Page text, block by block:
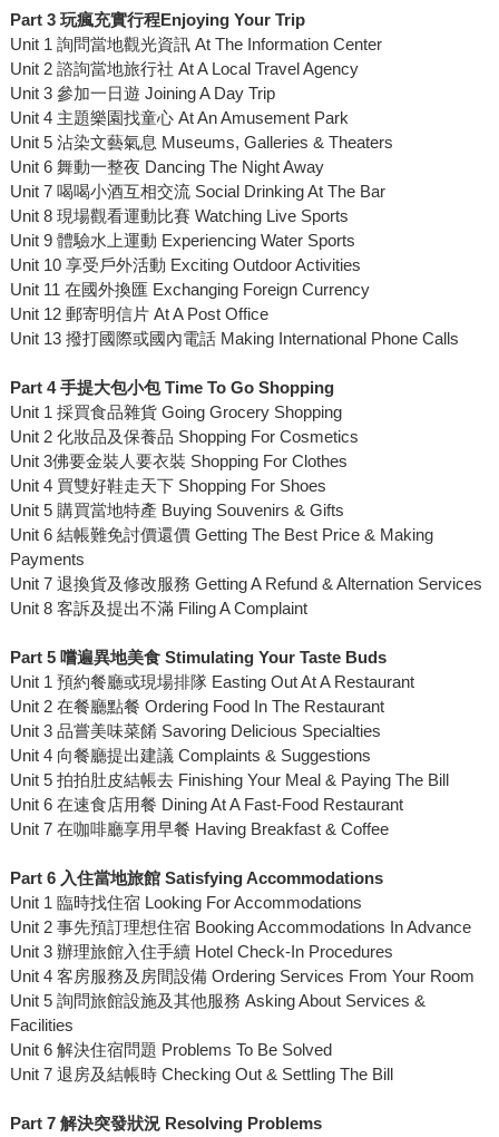
Part 3 玩瘋充實行程Enjoying Your Trip
Unit 1 詢問當地觀光資訊 At The Information Center
Unit 2 諮詢當地旅行社 At A Local Travel Agency
Unit 3 參加一日遊 Joining A Day Trip
Unit 4 主題樂園找童心 At An Amusement Park
Unit 5 沾染文藝氣息 Museums, Galleries & Theaters
Unit 6 舞動一整夜 Dancing The Night Away
Unit 7 喝喝小酒互相交流 Social Drinking At The Bar
Unit 8 現場觀看運動比賽 Watching Live Sports
Unit 9 體驗水上運動 Experiencing Water Sports
Unit 10 享受戶外活動 Exciting Outdoor Activities
Unit 11 在國外換匯 Exchanging Foreign Currency
Unit 12 郵寄明信片 At A Post Office
Unit 13 撥打國際或國內電話 Making International Phone Calls
Part 4手提大包小包Time To Go Shopping
Unit 1 採買食品雜貨 Going Grocery Shopping
Unit 2 化妝品及保養品 Shopping For Cosmetics
Unit 3佛要金裝人要衣裝 Shopping For Clothes
Unit 4 買雙好鞋走天下 Shopping For Shoes
Unit 5 購買當地特產 Buying Souvenirs & Gifts
Unit 6 結帳難免討價還價 Getting The Best Price & Making
Payments
Unit 7 退換貨及修改服務 Getting A Refund & Alternation Services
Unit 8 客訴及提出不滿 Filing A Complaint
Part 5 嚐遍異地美食Stimulating Your Taste Buds
Unit 1 預約餐廳或現場排隊 Easting Out At A Restaurant
Unit 2 在餐廳點餐 Ordering Food In The Restaurant
Unit 3 品嘗美味菜餚 Savoring Delicious Specialties
Unit 4 向餐廳提出建議 Complaints & Suggestions
Unit 5 拍拍肚皮結帳去 Finishing Your Meal & Paying The Bill
Unit 6 在速食店用餐 Dining At A Fast-Food Restaurant
Unit 7 在咖啡廳享用早餐 Having Breakfast & Coffee
Part 6 入住當地旅館Satisfying Accommodations
Unit 1 臨時找住宿 Looking For Accommodations
Unit 2 事先預訂理想住宿 Booking Accommodations In Advance
Unit 3 辦理旅館入住手續 Hotel Check-In Procedures
Unit 4 客房服務及房間設備 Ordering Services From Your Room
Unit 5 詢問旅館設施及其他服務 Asking About Services &
Facilities
Unit 6 解決住宿問題 Problems To Be Solved
Unit 7 退房及結帳時 Checking Out & Settling The Bill
Part 7 解決突發狀況Resolving Problems